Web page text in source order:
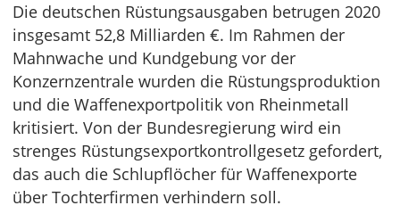
Die deutschen Rüstungsausgaben betrugen 2020
insgesamt 52,8 Milliarden €. Im Rahmen der
Mahnwache und Kundgebung vor der
Konzernzentrale wurden die Rüstungsproduktion
und die Waffenexportpolitik von Rheinmetall
kritisiert. Von der Bundesregierung wird ein
strenges Rüstungsexportkontrollgesetz gefordert,
das auch die Schlupflöcher für Waffenexporte
über Tochterfirmen verhindern soll.